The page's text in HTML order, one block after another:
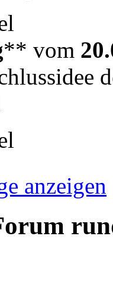
** vom
anzeigen